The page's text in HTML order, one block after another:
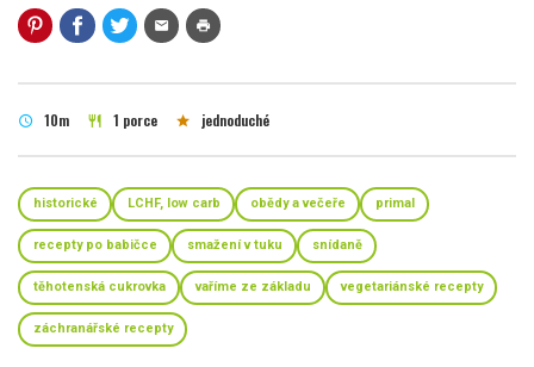
mail print
schedule 10m restaurant 1 porce star jednoduché
historické LCHF, low carb obědy a večeře primal
recepty po babičce smažení v tuku snídaně
těhotenská cukrovka vaříme ze základu vegetariánské recepty
záchranářské recepty